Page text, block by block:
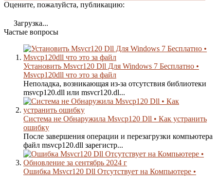
Оцените, пожалуйста, публикацию:
Загрузка...
Частые вопросы
Установить Msvcr120 Dll Для Windows 7 Бесплатно •
Msvcp120dll что это за файл
Неполадка, возникающая из-за отсутствия библиотеки
msvcp120.dll или msvcr120.dl...
Система не Обнаружила Msvcp120 Dll • Как устранить
ошибку
После завершения операции и перезагрузки компьютера
файл msvcp120.dll зарегистр...
Ошибка Msvcr120 Dll Отсутствует на Компьютере •